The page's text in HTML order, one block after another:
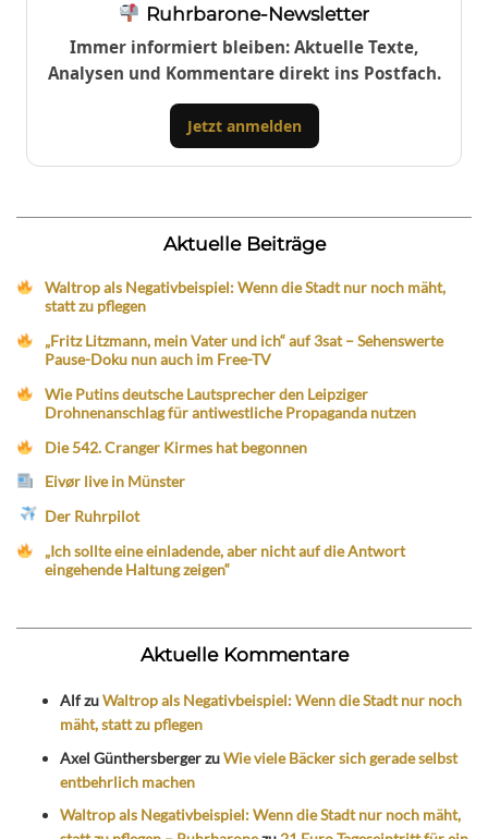
Ruhrbarone-Newsletter
Immer informiert bleiben: Aktuelle Texte,
Analysen und Kommentare direkt ins Postfach.
Jetzt anmelden
Aktuelle Beiträge
Waltrop als Negativbeispiel: Wenn die Stadt nur noch mäht,
statt zu pflegen
„Fritz Litzmann, mein Vater und ich“ auf 3sat – Sehenswerte
Pause-Doku nun auch im Free-TV
Wie Putins deutsche Lautsprecher den Leipziger
Drohnenanschlag für antiwestliche Propaganda nutzen
Die 542. Cranger Kirmes hat begonnen
Eivør live in Münster
Der Ruhrpilot
„Ich sollte eine einladende, aber nicht auf die Antwort
eingehende Haltung zeigen“
Aktuelle Kommentare
AlfzuWaltrop als Negativbeispiel: Wenn die Stadt nur noch
mäht, statt zu pflegen
Axel GünthersbergerzuWie viele Bäcker sich gerade selbst
entbehrlich machen
Waltrop als Negativbeispiel: Wenn die Stadt nur noch mäht,